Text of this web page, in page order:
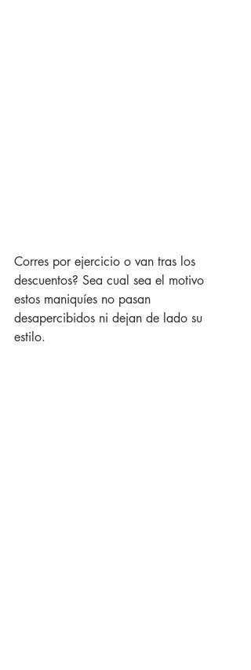
Corres por ejercicio o van tras los
descuentos? Sea cual sea el motivo
estos maniquíes no pasan
desapercibidos ni dejan de lado su
estilo.